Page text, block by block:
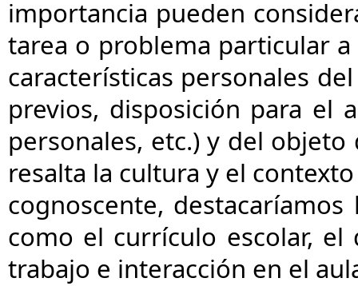
importancia pueden
tarea o problema particular
características personales
previos, disposición para el
personales, etc.) y del
resalta la cultura y el
cognoscente,
como el currículo escolar,
trabajo e interacción en el